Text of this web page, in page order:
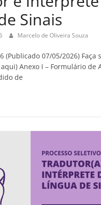
Sinais
Marcelo de Oliveira Souza
(Publicado 07/05/2026) Faça
Anexo I – Formulário de
de